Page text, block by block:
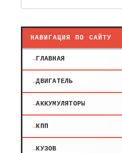
НАВИГАЦИЯ ПО САЙТУ
ГЛАВНАЯ
ДВИГАТЕЛЬ
АККУМУЛЯТОРЫ
КПП
КУЗОВ